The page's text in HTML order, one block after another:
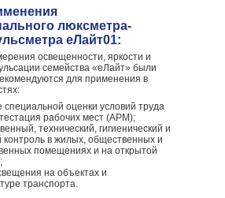
люксметра-
еЛайт01:
освещенности, яркости и
семейства «еЛайт» были
для применения в
специальной оценки условий труда
рабочих мест (АРМ);
технический, гигиенический и
контроль в жилых, общественных и
помещениях и на открытой
на объектах и
транспорта.